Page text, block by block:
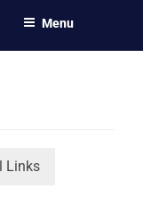
Α.Ε.
Menu
Links